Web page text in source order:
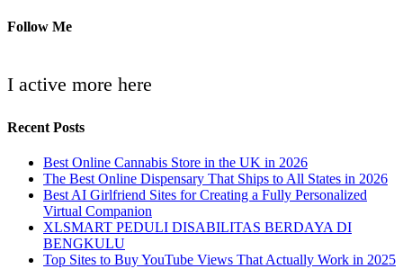
Follow Me
I active more here
Recent Posts
Best Online Cannabis Store in the UK in 2026
The Best Online Dispensary That Ships to All States in 2026
Best AI Girlfriend Sites for Creating a Fully Personalized
Virtual Companion
XLSMART PEDULI DISABILITAS BERDAYA DI
BENGKULU
Top Sites to Buy YouTube Views That Actually Work in 2025